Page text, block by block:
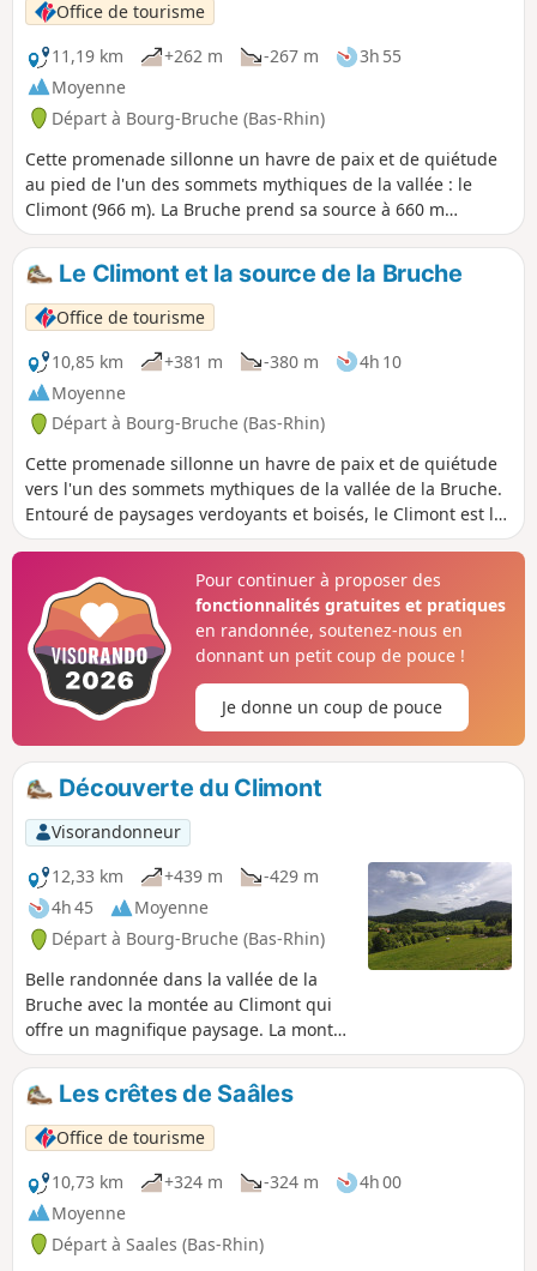
Office de tourisme
11,19 km
+262 m -267 m
3h 55
Moyenne
Départ à Bourg-Bruche (Bas-Rhin)
Cette promenade sillonne un havre de paix et de quiétude
au pied de l'un des sommets mythiques de la vallée : le
Climont (966 m). La Bruche prend sa source à 660 m
d'altitude puis traverse une vaste cuvette : la clairière du
Hang. C'est là que des familles de verriers se sont installées
dès 1723. Le Hang continua à prospérer grâce à l'arrivée de
fermiers mennonites, d'origine suisse. Ils trouvèrent ici un
lieu favorable à leur vie pastorale et communautaire.
Le Climont et la source de la Bruche
Office de tourisme
10,85 km
+381 m -380 m
4h 10
Moyenne
Départ à Bourg-Bruche (Bas-Rhin)
Cette promenade sillonne un havre de paix et de quiétude
vers l'un des sommets mythiques de la vallée de la Bruche.
Entouré de paysages verdoyants et boisés, le Climont est le
château d'eau de la région. Trois rivières naissent à ses
par une stèle réalisée par le sculpteur Raymond Keller, à
partir d’un bloc de grès offert par la carrière de
Champenay.
Pour continuer à proposer des
fonctionnalités gratuites et pratiques
en randonnée, soutenez-nous en
donnant un petit coup de pouce !
Je donne un coup de pouce
Découverte du Climont
Visorandonneur
12,33 km
+439 m
-429 m
4h 45
Moyenne
Départ à Bourg-Bruche (Bas-Rhin)
Belle randonnée dans la vallée de la
Bruche avec la montée au Climont qui
offre un magnifique paysage. La montée
entre (2) et (3) se fait sur un sentier et
est un peu sportive mais vaut largement
l'effort. La descente est plus régulière et
sur un chemin forestier.
Les crêtes de Saâles
Office de tourisme
10,73 km
+324 m -324 m
4h 00
Moyenne
Départ à Saales (Bas-Rhin)